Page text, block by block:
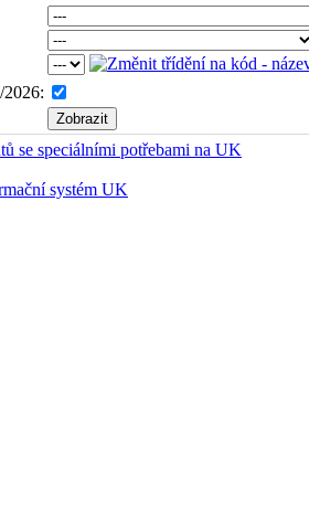
2026:
se speciálními potřebami na UK
systém UK